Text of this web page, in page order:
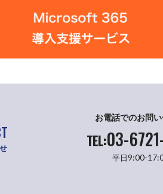
お電話でのお問
TEL:03-
平日9:00-